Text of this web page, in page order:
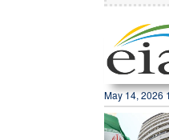
May 14, 2026